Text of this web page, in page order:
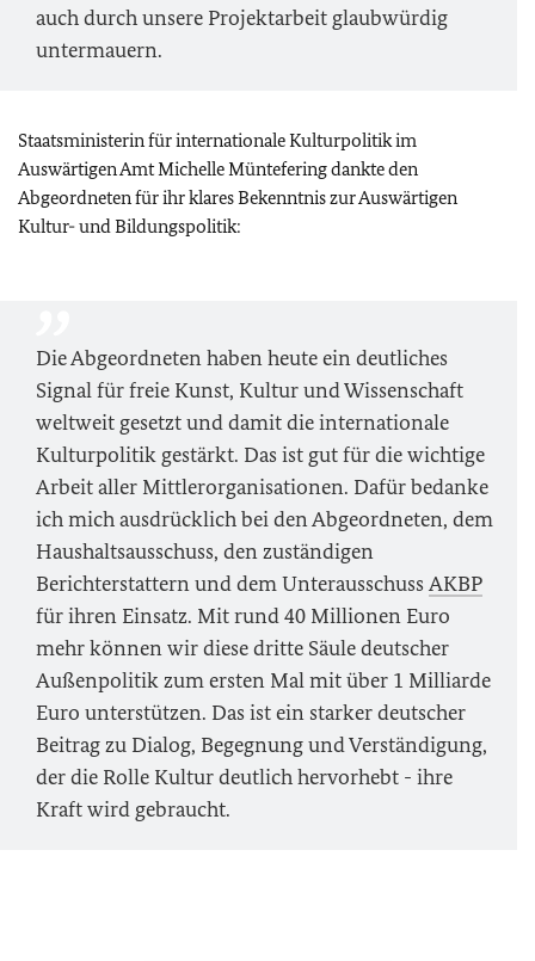
auch durch unsere Projektarbeit glaubwürdig
untermauern.
Staatsministerin für internationale Kulturpolitik im
Auswärtigen Amt Michelle Müntefering dankte den
Abgeordneten für ihr klares Bekenntnis zur Auswärtigen
Kultur- und Bildungspolitik:
Die Abgeordneten haben heute ein deutliches
Signal für freie Kunst, Kultur und Wissenschaft
weltweit gesetzt und damit die internationale
Kulturpolitik gestärkt. Das ist gut für die wichtige
Arbeit aller Mittlerorganisationen. Dafür bedanke
ich mich ausdrücklich bei den Abgeordneten, dem
Haushaltsausschuss, den zuständigen
Berichterstattern und dem UnterausschussAKBP
für ihren Einsatz. Mit rund 40 Millionen Euro
mehr können wir diese dritte Säule deutscher
Außenpolitik zum ersten Mal mit über 1 Milliarde
Euro unterstützen. Das ist ein starker deutscher
Beitrag zu Dialog, Begegnung und Verständigung,
der die Rolle Kultur deutlich hervorhebt - ihre
Kraft wird gebraucht.